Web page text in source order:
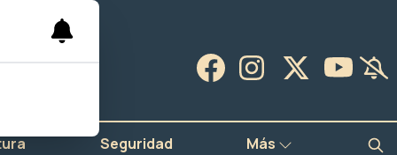
Seguridad Más